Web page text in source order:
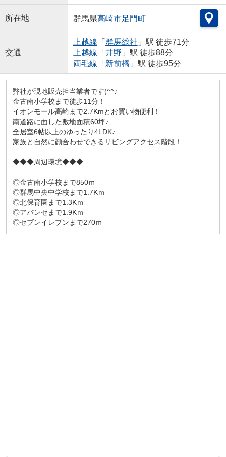
所在地 群馬県高崎市足門町
交通
上越線 「 群馬総社 」駅 徒歩71分
上越線 「 井野 」駅 徒歩88分
両毛線 「 新前橋 」駅 徒歩95分
弊社が現地販売担当業者です(^^♪
金古南小学校まで徒歩11分！
イオンモール高崎まで2.7Kmとお買い物便利！
南道路に面した敷地面積60坪♪
全居室6帖以上のゆったり4LDK♪
家族と自然に顔合わせできるリビングアクセス階段！
◆◆◆周辺環境◆◆◆
◎金古南小学校まで850ｍ
◎群馬中央中学校まで1.7Kｍ
◎北保育園まで1.3Kｍ
◎アバンセまで1.9Kｍ
◎セブンイレブンまで270ｍ